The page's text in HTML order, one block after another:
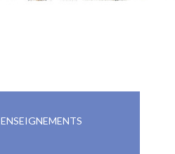
ENSEIGNEMENTS